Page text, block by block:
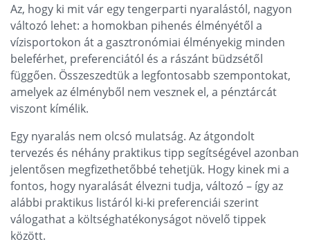
Az, hogy ki mit vár egy tengerparti nyaralástól, nagyon
változó lehet: a homokban pihenés élményétől a
vízisportokon át a gasztronómiai élményekig minden
beleférhet, preferenciától és a rászánt büdzsétől
függően. Összeszedtük a legfontosabb szempontokat,
amelyek az élményből nem vesznek el, a pénztárcát
viszont kímélik.
Egy nyaralás nem olcsó mulatság. Az átgondolt
tervezés és néhány praktikus tipp segítségével azonban
jelentősen megfizethetőbbé tehetjük. Hogy kinek mi a
fontos, hogy nyaralását élvezni tudja, változó – így az
alábbi praktikus listáról ki-ki preferenciái szerint
válogathat a költséghatékonyságot növelő tippek
között.